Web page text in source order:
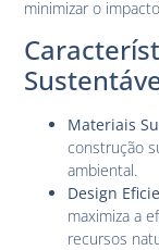
minimizar o
Materiais
construção
ambiental.
Design
maximiza a
recursos